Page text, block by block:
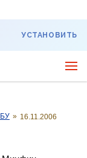
УСТАНОВИТЬ
» 16.11.2006